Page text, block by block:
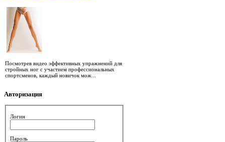
Посмотрев видео эффективных упражнений для
стройных ног с участием профессиональных
спортсменов, каждый новичок мож...
Авторизация
Логин
Пароль